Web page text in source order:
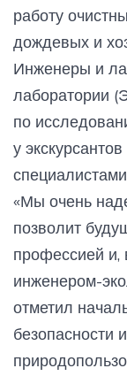
работу
дождевых и
Инженеры и
лаборатории
по
у
«Мы очень
позволит
профессией и,
инженером-
отметил
безопасности